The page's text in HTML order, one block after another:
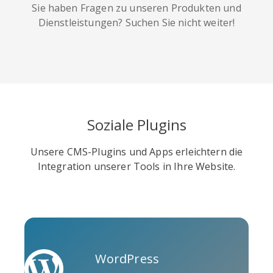
Sie haben Fragen zu unseren Produkten und
Dienstleistungen? Suchen Sie nicht weiter!
Soziale Plugins
Unsere CMS-Plugins und Apps erleichtern die
Integration unserer Tools in Ihre Website.
WordPress